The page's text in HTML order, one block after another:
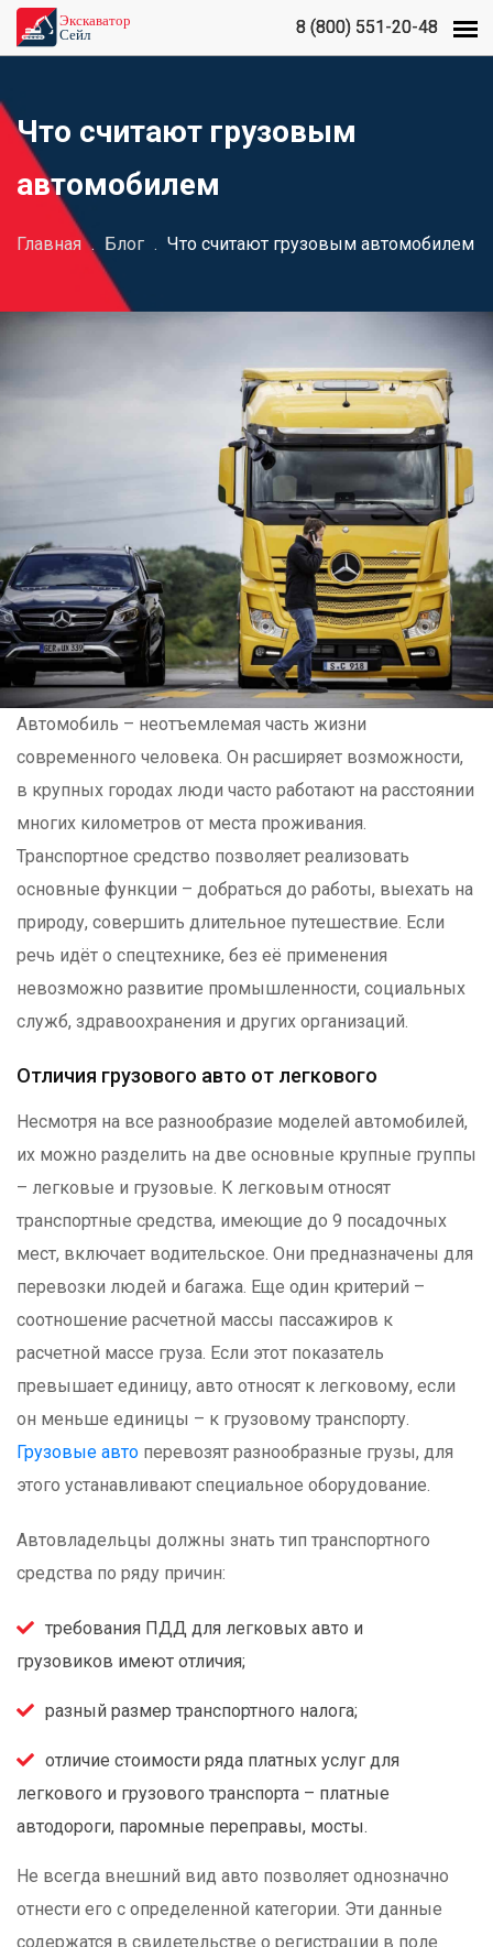
8 (800) 551-20-48
8 (800) 551-20-48
Что считают грузовым
автомобилем
Главная . Блог . Что считают грузовым автомобилем
Автомобиль – неотъемлемая часть жизни
современного человека. Он расширяет возможности,
в крупных городах люди часто работают на расстоянии
многих километров от места проживания.
Транспортное средство позволяет реализовать
основные функции – добраться до работы, выехать на
природу, совершить длительное путешествие. Если
речь идёт о спецтехнике, без её применения
невозможно развитие промышленности, социальных
служб, здравоохранения и других организаций.
Отличия грузового авто от легкового
Несмотря на все разнообразие моделей автомобилей,
их можно разделить на две основные крупные группы
– легковые и грузовые. К легковым относят
транспортные средства, имеющие до 9 посадочных
мест, включает водительское. Они предназначены для
перевозки людей и багажа. Еще один критерий –
соотношение расчетной массы пассажиров к
расчетной массе груза. Если этот показатель
превышает единицу, авто относят к легковому, если
он меньше единицы – к грузовому транспорту.
Грузовые авто перевозят разнообразные грузы, для
этого устанавливают специальное оборудование.
Автовладельцы должны знать тип транспортного
средства по ряду причин:
требования ПДД для легковых авто и
грузовиков имеют отличия;
разный размер транспортного налога;
отличие стоимости ряда платных услуг для
легкового и грузового транспорта – платные
автодороги, паромные переправы, мосты.
Не всегда внешний вид авто позволяет однозначно
отнести его с определенной категории. Эти данные
содержатся в свидетельстве о регистрации в поле